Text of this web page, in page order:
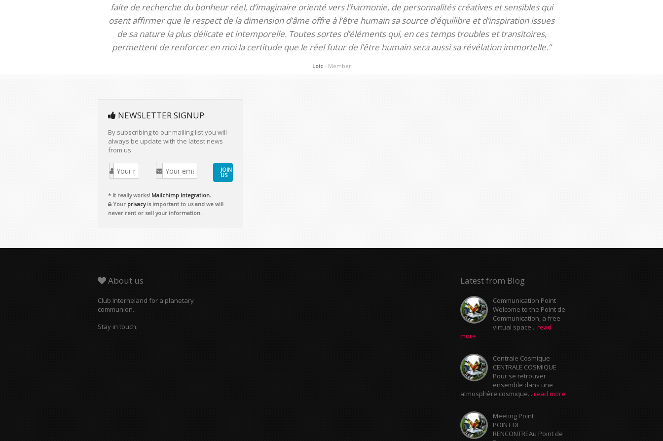
faite de recherche du bonheur réel, d’imaginaire orienté vers l’harmonie, de personnalités créatives et sensibles qui
osent affirmer que le respect de la dimension d’âme offre à l’être humain sa source d’équilibre et d’inspiration issues
de sa nature la plus délicate et intemporelle. Toutes sortes d’éléments qui, en ces temps troubles et transitoires,
permettent de renforcer en moi la certitude que le réel futur de l’être humain sera aussi sa révélation immortelle.”
Loic - Member
NEWSLETTER SIGNUP
By subscribing to our mailing list you will
always be update with the latest news
from us.
JOIN
US
* It really works! Mailchimp Integration.
Your privacyis important to us and we will
never rent or sell your information.
About us
Club Interneland for a planetary
communion.
Stay in touch:
Latest from Blog
Communication Point
Welcome to the Point de
Communication, a free
virtual space... read
more
Centrale Cosmique
CENTRALE COSMIQUE
Pour se retrouver
ensemble dans une
atmosphère cosmique... read more
Meeting Point
POINT DE
RENCONTREAu Point de